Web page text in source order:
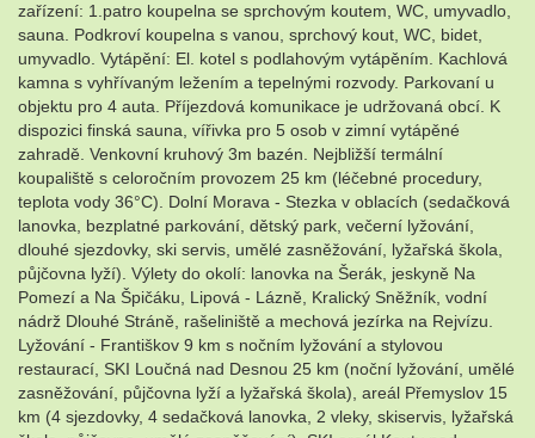
zařízení: 1.patro koupelna se sprchovým koutem, WC, umyvadlo,
sauna. Podkroví koupelna s vanou, sprchový kout, WC, bidet,
umyvadlo. Vytápění: El. kotel s podlahovým vytápěním. Kachlová
kamna s vyhřívaným ležením a tepelnými rozvody. Parkovaní u
objektu pro 4 auta. Příjezdová komunikace je udržovaná obcí. K
dispozici finská sauna, vířivka pro 5 osob v zimní vytápěné
zahradě. Venkovní kruhový 3m bazén. Nejbližší termální
koupaliště s celoročním provozem 25 km (léčebné procedury,
teplota vody 36°C). Dolní Morava - Stezka v oblacích (sedačková
lanovka, bezplatné parkování, dětský park, večerní lyžování,
dlouhé sjezdovky, ski servis, umělé zasněžování, lyžařská škola,
půjčovna lyží). Výlety do okolí: lanovka na Šerák, jeskyně Na
Pomezí a Na Špičáku, Lipová - Lázně, Kralický Sněžník, vodní
nádrž Dlouhé Stráně, rašeliniště a mechová jezírka na Rejvízu.
Lyžování - Františkov 9 km s nočním lyžování a stylovou
restaurací, SKI Loučná nad Desnou 25 km (noční lyžování, umělé
zasněžování, půjčovna lyží a lyžařská škola), areál Přemyslov 15
km (4 sjezdovky, 4 sedačková lanovka, 2 vleky, skiservis, lyžařská